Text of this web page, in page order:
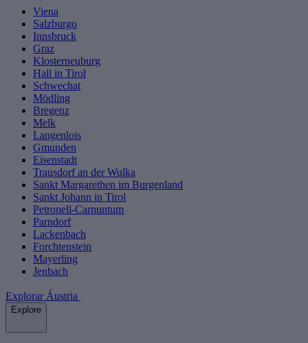
Viena
Salzburgo
Innsbruck
Graz
Klosterneuburg
Hall in Tirol
Schwechat
Mödling
Bregenz
Melk
Langenlois
Gmunden
Eisenstadt
Trausdorf an der Wulka
Sankt Margarethen im Burgenland
Sankt Johann in Tirol
Petronell-Carnuntum
Parndorf
Lackenbach
Forchtenstein
Mayerling
Jenbach
Explorar Áustria
Explore